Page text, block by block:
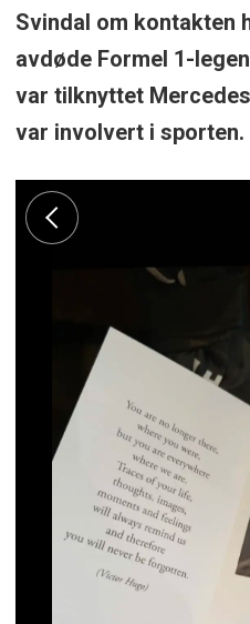
Svindal om kontakten
avdøde Formel 1-
var tilknyttet
var involvert i sporten.